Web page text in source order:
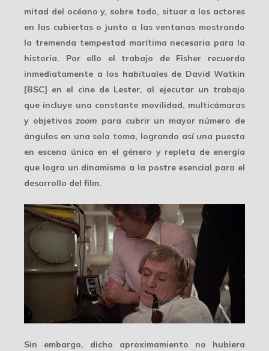
mitad del océano y, sobre todo, situar a los actores
en las cubiertas o junto a las ventanas mostrando
la tremenda tempestad marítima necesaria para la
historia. Por ello el trabajo de Fisher recuerda
inmediatamente a los habituales de David Watkin
[BSC] en el cine de Lester, al ejecutar un trabajo
que incluye una constante movilidad, multicámaras
y objetivoszoom para cubrir un mayor número de
ángulos en una sola toma, logrando así una puesta
en escena única en el género y repleta de energía
que logra un dinamismo a la postre esencial para el
desarrollo del film.
Sin embargo, dicho aproximamiento no hubiera